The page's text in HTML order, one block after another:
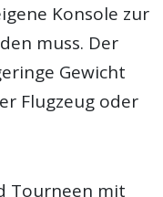
Konsole zur
muss. Der
Gewicht
Flugzeug oder
Tourneen mit